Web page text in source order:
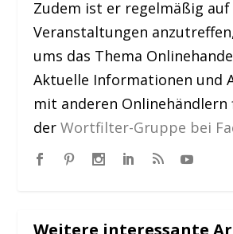
Zudem ist er regelmäßig auf
Veranstaltungen
ums das Thema
Aktuelle Informationen und
mit anderen
derWortfilter-Gruppe bei
Weitere interessante